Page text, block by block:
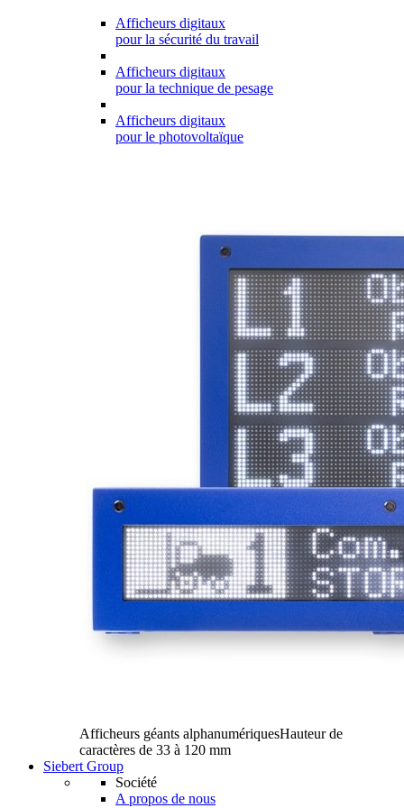
Afficheurs digitaux
pour la sécurité du travail
Afficheurs digitaux
pour la technique de pesage
Afficheurs digitaux
pour le photovoltaïque
Afficheurs géants alphanumériquesHauteur de
caractères de 33 à 120 mm
Siebert Group
Société
A propos de nous